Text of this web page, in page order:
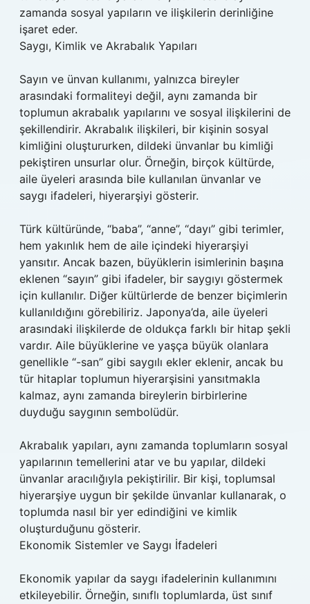
zamanda sosyal yapıların ve ilişkilerin derinliğine
işaret eder.
Saygı, Kimlik ve Akrabalık Yapıları
Sayın ve ünvan kullanımı, yalnızca bireyler
arasındaki formaliteyi değil, aynı zamanda bir
toplumun akrabalık yapılarını ve sosyal ilişkilerini de
şekillendirir. Akrabalık ilişkileri, bir kişinin sosyal
kimliğini oluştururken, dildeki ünvanlar bu kimliği
pekiştiren unsurlar olur. Örneğin, birçok kültürde,
aile üyeleri arasında bile kullanılan ünvanlar ve
saygı ifadeleri, hiyerarşiyi gösterir.
Türk kültüründe, “baba”, “anne”, “dayı” gibi terimler,
hem yakınlık hem de aile içindeki hiyerarşiyi
yansıtır. Ancak bazen, büyüklerin isimlerinin başına
eklenen “sayın” gibi ifadeler, bir saygıyı göstermek
için kullanılır. Diğer kültürlerde de benzer biçimlerin
kullanıldığını görebiliriz. Japonya’da, aile üyeleri
arasındaki ilişkilerde de oldukça farklı bir hitap şekli
vardır. Aile büyüklerine ve yaşça büyük olanlara
genellikle “-san” gibi saygılı ekler eklenir, ancak bu
tür hitaplar toplumun hiyerarşisini yansıtmakla
kalmaz, aynı zamanda bireylerin birbirlerine
duyduğu saygının sembolüdür.
Akrabalık yapıları, aynı zamanda toplumların sosyal
yapılarının temellerini atar ve bu yapılar, dildeki
ünvanlar aracılığıyla pekiştirilir. Bir kişi, toplumsal
hiyerarşiye uygun bir şekilde ünvanlar kullanarak, o
toplumda nasıl bir yer edindiğini ve kimlik
oluşturduğunu gösterir.
Ekonomik Sistemler ve Saygı İfadeleri
Ekonomik yapılar da saygı ifadelerinin kullanımını
etkileyebilir. Örneğin, sınıflı toplumlarda, üst sınıf